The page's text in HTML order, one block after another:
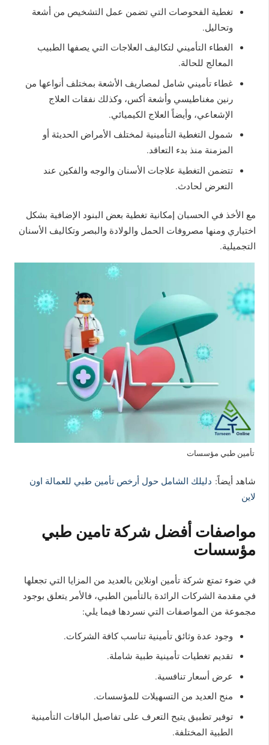
تغطية الفحوصات التي تضمن عمل التشخيص من أشعة
وتحاليل.
الغطاء التأميني لتكاليف العلاجات التي يصفها الطبيب
المعالج للحالة.
غطاء تأميني شامل لمصاريف الأشعة بمختلف أنواعها من
رنين مغناطيسي وأشعة أكس، وكذلك نفقات العلاج
الإشعاعي، وأيضاً العلاج الكيميائي.
شمول التغطية التأمينية لمختلف الأمراض الحديثة أو
المزمنة منذ بدء التعاقد.
تتضمن التغطية علاجات الأسنان والوجه والفكين عند
التعرض لحادث.
مع الأخذ في الحسبان إمكانية تغطية بعض البنود الإضافية بشكل
اختياري ومنها مصروفات الحمل والولادة والبصر وتكاليف الأسنان
التجميلية.
تأمين طبي مؤسسات
شاهد أيضاً: دليلك الشامل حول أرخص تأمين طبي للعمالة اون
لاين
مواصفات أفضل شركة تامين طبي
مؤسسات
في ضوء تمتع شركة تأمين اونلاين بالعديد من المزايا التي تجعلها
في مقدمة الشركات الرائدة بالتأمين الطبي، فالأمر يتعلق بوجود
مجموعة من المواصفات التي نسردها فيما يلي:
وجود عدة وثائق تأمينية تناسب كافة الشركات.
تقديم تغطيات تأمينية طبية شاملة.
عرض أسعار تنافسية.
منح العديد من التسهيلات للمؤسسات.
توفير تطبيق يتيح التعرف على تفاصيل الباقات التأمينية
الطبية المختلفة.